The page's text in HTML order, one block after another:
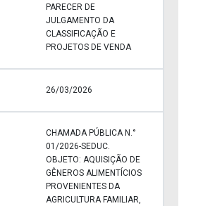
PARECER DE
JULGAMENTO DA
CLASSIFICAÇÃO E
PROJETOS DE VENDA
26/03/2026
CHAMADA PÚBLICA N.°
01/2026-SEDUC.
OBJETO: AQUISIÇÃO DE
GÊNEROS ALIMENTÍCIOS
PROVENIENTES DA
AGRICULTURA FAMILIAR,